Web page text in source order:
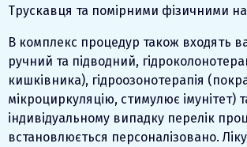
Трускавця та помірними фізичними
В комплекс процедур також входять
ручний та підводний,
кишківника), гідроозонотерапія
мікроциркуляцію, стимулює імунітет)
індивідуальному випадку перелік
встановлюється персоналізовано.